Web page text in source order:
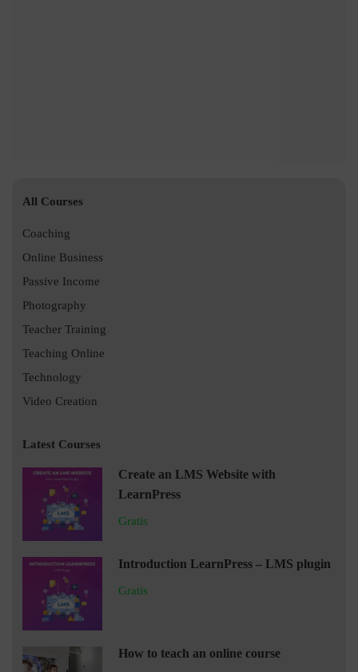
All Courses
Coaching
Online Business
Passive Income
Photography
Teacher Training
Teaching Online
Technology
Video Creation
Latest Courses
Create an LMS Website with
LearnPress
Gratis
Introduction LearnPress – LMS plugin
Gratis
How to teach an online course